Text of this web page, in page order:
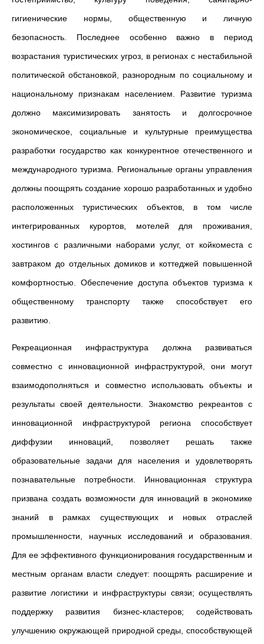
гигиенические нормы, общественную и личную
безопасность. Последнее особенно важно в период
возрастания туристических угроз, в регионах с нестабильной
политической обстановкой, разнородным по социальному и
национальному признакам населением. Развитие туризма
должно максимизировать занятость и долгосрочное
экономическое, социальные и культурные преимущества
разработки государство как конкурентное отечественного и
международного туризма. Региональные органы управления
должны поощрять создание хорошо разработанных и удобно
расположенных туристических объектов, в том числе
интегрированных курортов, мотелей для проживания,
хостингов с различными наборами услуг, от койкоместа с
завтраком до отдельных домиков и коттеджей повышенной
комфортностью. Обеспечение доступа объектов туризма к
общественному транспорту также способствует его
развитию.
Рекреационная инфраструктура должна развиваться
совместно с инновационной инфраструктурой, они могут
взаимодополняться и совместно использовать объекты и
результаты своей деятельности. Знакомство рекреантов с
инновационной инфраструктурой региона способствует
диффузии инноваций, позволяет решать также
образовательные задачи для населения и удовлетворять
познавательные потребности. Инновационная структура
призвана создать возможности для инноваций в экономике
знаний в рамках существующих и новых отраслей
промышленности, научных исследований и образования.
Для ее эффективного функционирования государственным и
местным органам власти следует: поощрять расширение и
развитие логистики и инфраструктуры связи; осуществлять
поддержку развития бизнес-кластеров; содействовать
улучшению окружающей природной среды, способствующей